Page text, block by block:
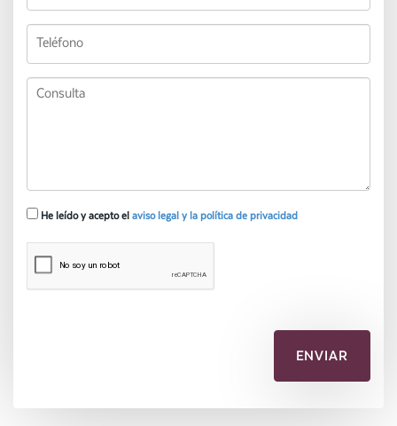
He leído y acepto el aviso legal y la política de privacidad